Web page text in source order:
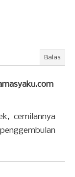
Balas
cemilannya